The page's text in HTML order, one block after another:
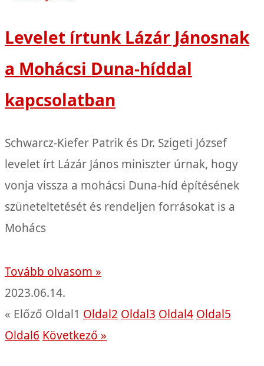
Levelet írtunk Lázár Jánosnak
a Mohácsi Duna-híddal
kapcsolatban
Schwarcz-Kiefer Patrik és Dr. Szigeti József
levelet írt Lázár János miniszter úrnak, hogy
vonja vissza a mohácsi Duna-híd építésének
szüneteltetését és rendeljen forrásokat is a
Mohács
Tovább olvasom »
2023.06.14.
« Előző Oldal1 Oldal2 Oldal3 Oldal4 Oldal5
Oldal6 Következő »